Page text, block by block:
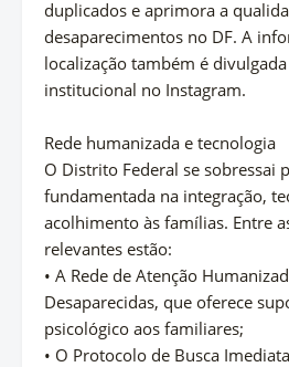
duplicados e aprimora a
desaparecimentos no DF. A
localização também é
institucional no Instagram.
Rede humanizada e tecnologia
O Distrito Federal se sobressai
fundamentada na integração,
acolhimento às famílias. Entre
relevantes estão:
• A Rede de Atenção
Desaparecidas, que oferece
psicológico aos familiares;
• O Protocolo de Busca